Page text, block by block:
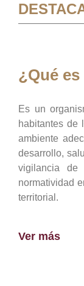
¿Qué es
Es un
habitantes de
ambiente
desarrollo,
vigilancia de
normatividad
territorial.
Ver más